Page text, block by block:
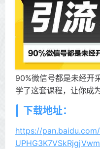
90%微信号都是未经开
学了这套课程，让你成
下载地址：
https://